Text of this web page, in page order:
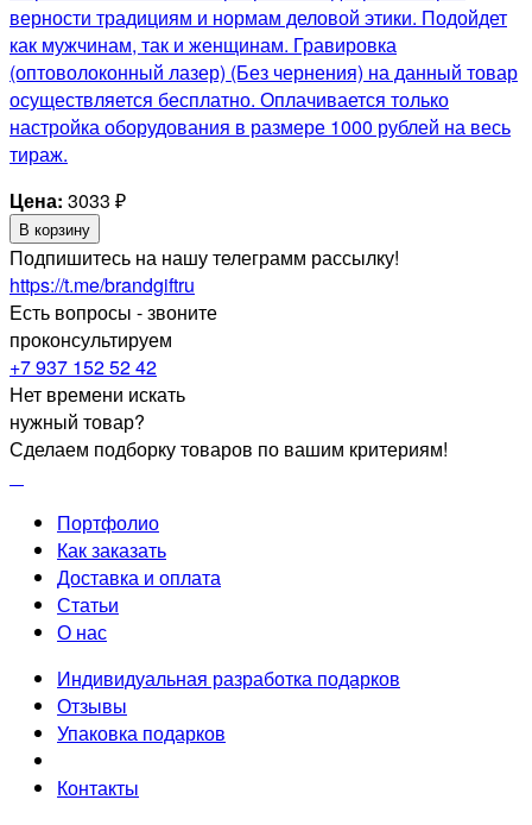
верности традициям и нормам деловой этики. Подойдет
как мужчинам, так и женщинам. Гравировка
(оптоволоконный лазер) (Без чернения) на данный товар
осуществляется бесплатно. Оплачивается только
настройка оборудования в размере 1000 рублей на весь
тираж.
Цена: 3033 ₽
В корзину
Подпишитесь на нашу телеграмм рассылку!
https://t.me/brandgiftru
Есть вопросы - звоните
проконсультируем
+7 937 152 52 42
Нет времени искать
нужный товар?
Сделаем подборку товаров по вашим критериям!
Портфолио
Как заказать
Доставка и оплата
Статьи
О нас
Индивидуальная разработка подарков
Отзывы
Упаковка подарков
Контакты